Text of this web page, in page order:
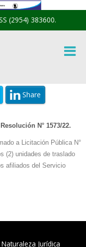
(2954) 383600.
Share
N° 1573/22.
a Licitación Pública N°
(2) unidades de traslado
afiliados del Servicio
Naturaleza Jurídica